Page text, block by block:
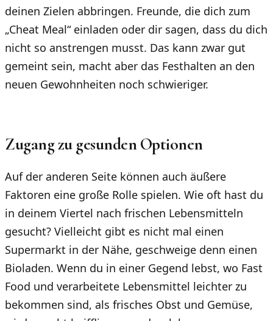
deinen Zielen abbringen. Freunde, die dich zum
„Cheat Meal“ einladen oder dir sagen, dass du dich
nicht so anstrengen musst. Das kann zwar gut
gemeint sein, macht aber das Festhalten an den
neuen Gewohnheiten noch schwieriger.
Zugang zu gesunden Optionen
Auf der anderen Seite können auch äußere
Faktoren eine große Rolle spielen. Wie oft hast du
in deinem Viertel nach frischen Lebensmitteln
gesucht? Vielleicht gibt es nicht mal einen
Supermarkt in der Nähe, geschweige denn einen
Bioladen. Wenn du in einer Gegend lebst, wo Fast
Food und verarbeitete Lebensmittel leichter zu
bekommen sind, als frisches Obst und Gemüse,